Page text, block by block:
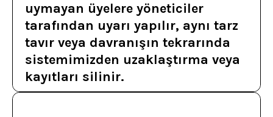
uymayan üyelere yöneticiler
tarafından uyarı yapılır, aynı tarz
tavır veya davranışın tekrarında
sistemimizden uzaklaştırma veya
kayıtları silinir.